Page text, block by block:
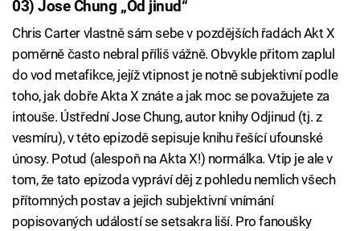
03) Jose Chung „Od jinud“
Chris Carter vlastně sám sebe v pozdějších řadách Akt X
poměrně často nebral příliš vážně. Obvykle přitom zaplul
do vod metafikce, jejíž vtipnost je notně subjektivní podle
toho, jak dobře Akta X znáte a jak moc se považujete za
intouše. Ústřední Jose Chung, autor knihy Odjinud (tj. z
vesmíru), v této epizodě sepisuje knihu řešící ufounské
únosy. Potud (alespoň na Akta X!) normálka. Vtip je ale v
tom, že tato epizoda vypráví děj z pohledu nemlich všech
přítomných postav a jejich subjektivní vnímání
popisovaných událostí se setsakra liší. Pro fanoušky